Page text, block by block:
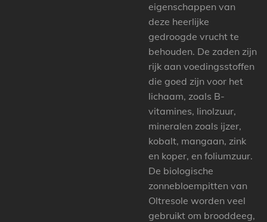
eigenschappen van
deze heerlijke
gedroogde vrucht te
behouden. De zaden zijn
rijk aan voedingsstoffen
die goed zijn voor het
lichaam, zoals B-
vitamines, linolzuur,
mineralen zoals ijzer,
kobalt, mangaan, zink
en koper, en foliumzuur.
De biologische
zonnebloempitten van
Oltresole worden veel
gebruikt om brooddeeg,